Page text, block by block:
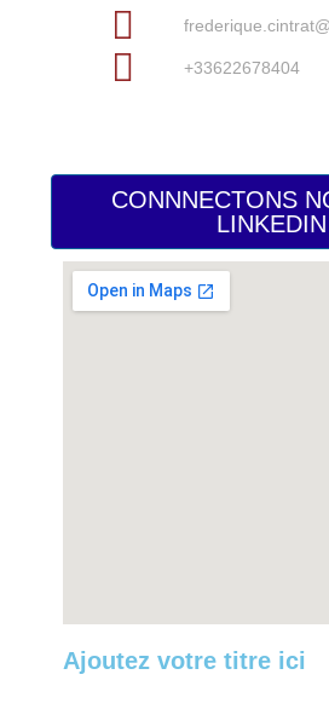
+33622678404
CONNNECTONS
LINKEDIN
Ajoutez votre titre ici